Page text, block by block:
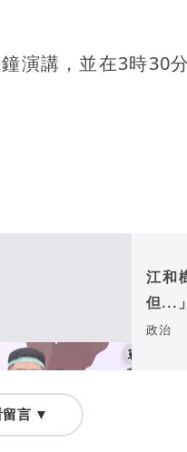
演講，並在3時30
江和
但...
政治
留言 ▼